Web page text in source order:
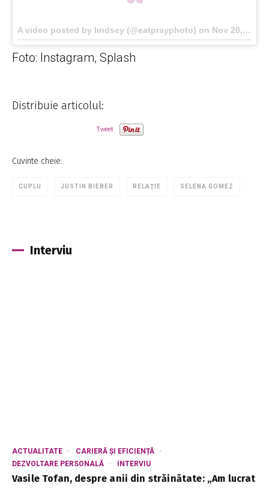
A video posted by lındsey (@eatprayphoto) on Nov 20, 2015 at 9:17pm PST
Foto: Instagram, Splash
Distribuie articolul:
Tweet
Cuvinte cheie:
CUPLU JUSTIN BIEBER RELAŢIE SELENA GOMEZ
Interviu
ACTUALITATE
CARIERĂ ȘI EFICIENȚĂ
DEZVOLTARE PERSONALĂ
INTERVIU
Vasile Tofan, despre anii din străinătate: „Am lucrat